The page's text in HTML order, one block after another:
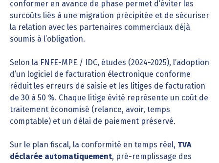
conformer en avance de phase permet d’éviter les
surcoûts liés à une migration précipitée et de sécuriser
la relation avec les partenaires commerciaux déjà
soumis à l’obligation.
Selon la FNFE-MPE / IDC, études (2024-2025), l’adoption
d’un logiciel de facturation électronique conforme
réduit les erreurs de saisie et les litiges de facturation
de 30 à 50 %. Chaque litige évité représente un coût de
traitement économisé (relance, avoir, temps
comptable) et un délai de paiement préservé.
Sur le plan fiscal, la conformité en temps réel, TVA
déclarée automatiquement, pré-remplissage des